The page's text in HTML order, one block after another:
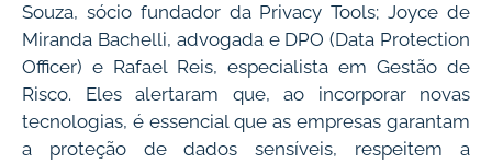
Souza, sócio fundador da Privacy Tools; Joyce de
Miranda Bachelli, advogada e DPO (Data Protection
Officer) e Rafael Reis, especialista em Gestão de
Risco. Eles alertaram que, ao incorporar novas
tecnologias, é essencial que as empresas garantam
a proteção de dados sensíveis, respeitem a